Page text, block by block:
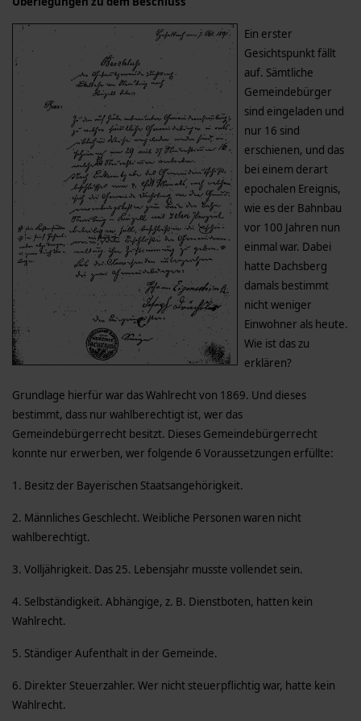
Ein erster
Gesichtspunkt fällt
auf. Sämtliche
Gemeindebürger
sind eingeladen und
nur 16 sind
erschienen, und das
bei einem derart
epochalen Ereignis,
wie es der Bahnbau
vor 100 Jahren nun
einmal war. Dabei
hatte Dachsberg
damals bestimmt
nicht weniger
Einwohner als heute.
Wie ist das zu
erklären?
Grundlage hierfür war das Wahlrecht von 1869. Und dieses
bestimmt, dass nur wahlberechtigt ist, wer das
Gemeindebürgerrecht besitzt. Dieses Gemeindebürgerrecht
konnte nur erwerben, wer folgende 6 Voraussetzungen erfüllte:
1. Besitz der Bayerischen Staatsangehörigkeit.
2. Männliches Geschlecht. Weibliche Personen waren nicht
wahlberechtigt.
3. Volljährigkeit. Das 25. Lebensjahr musste vollendet sein.
4. Selbständigkeit. Abhängige, z. B. Dienstboten, hatten kein
Wahlrecht.
5. Ständiger Aufenthalt in der Gemeinde.
6. Direkter Steuerzahler. Wer nicht steuerpflichtig war, hatte kein
Wahlrecht.